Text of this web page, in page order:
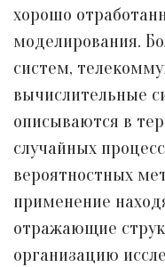
хорошо
моделирования.
систем,
вычислительные
описываются в
случайных
вероятностных
применение
отражающие
организацию